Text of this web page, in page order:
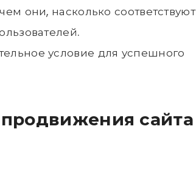
они, насколько соответствуют
условие для успешного
продвижения сайта